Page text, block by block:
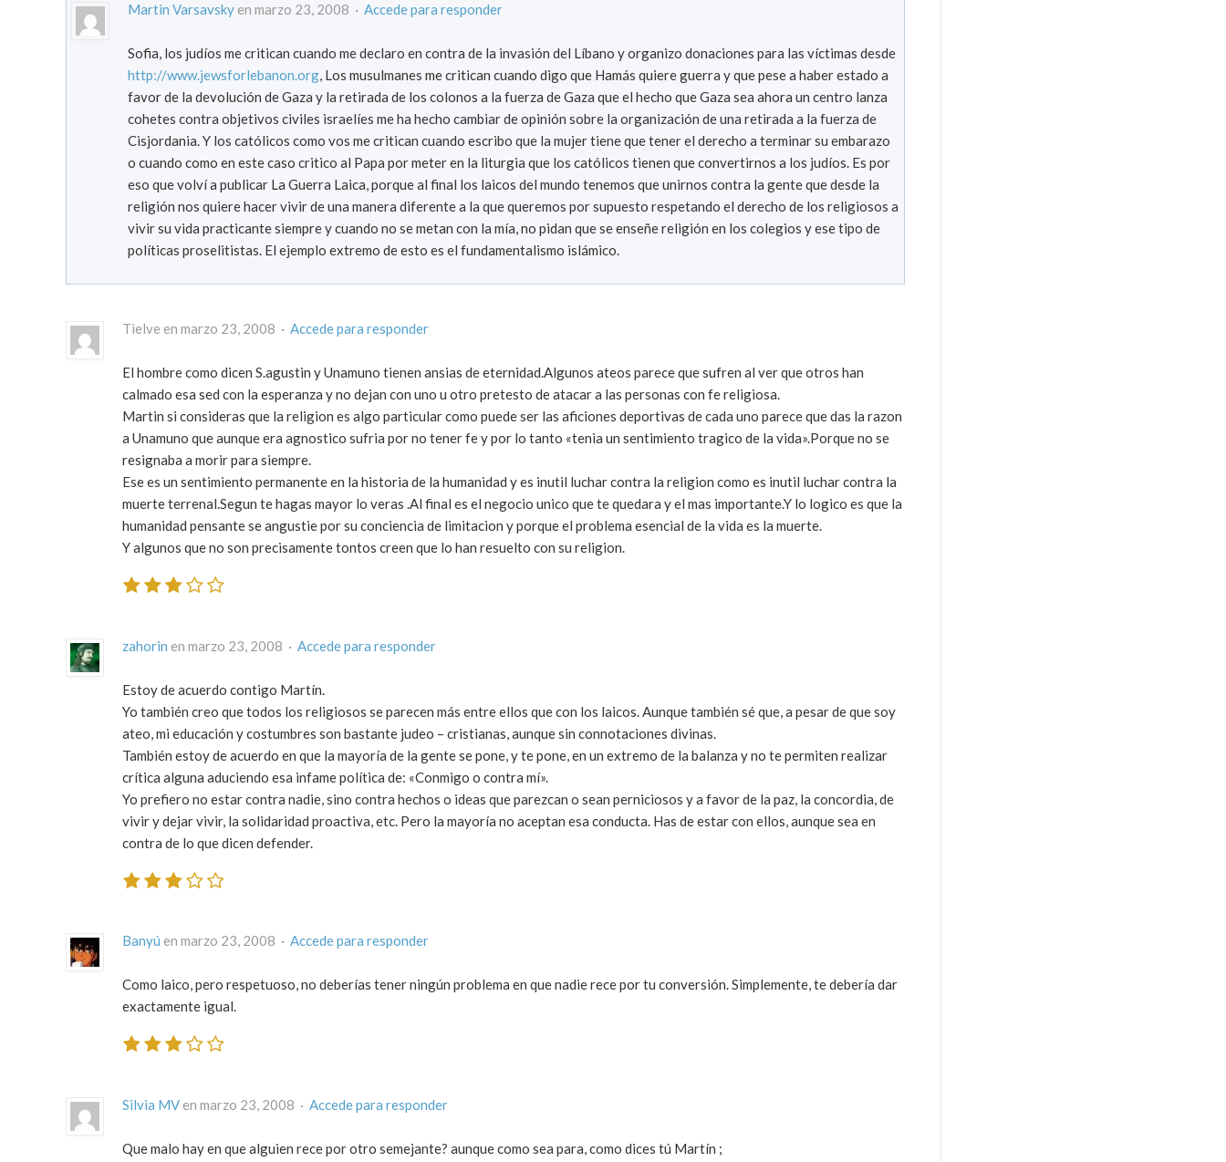
Martin Varsavsky en marzo 23, 2008 · Accede para responder
Sofia, los judíos me critican cuando me declaro en contra de la invasión del Líbano y organizo donaciones para las víctimas desde
http://www.jewsforlebanon.org, Los musulmanes me critican cuando digo que Hamás quiere guerra y que pese a haber estado a
favor de la devolución de Gaza y la retirada de los colonos a la fuerza de Gaza que el hecho que Gaza sea ahora un centro lanza
cohetes contra objetivos civiles israelíes me ha hecho cambiar de opinión sobre la organización de una retirada a la fuerza de
Cisjordania. Y los católicos como vos me critican cuando escribo que la mujer tiene que tener el derecho a terminar su embarazo
o cuando como en este caso critico al Papa por meter en la liturgia que los católicos tienen que convertirnos a los judíos. Es por
eso que volví a publicar La Guerra Laica, porque al final los laicos del mundo tenemos que unirnos contra la gente que desde la
religión nos quiere hacer vivir de una manera diferente a la que queremos por supuesto respetando el derecho de los religiosos a
vivir su vida practicante siempre y cuando no se metan con la mía, no pidan que se enseñe religión en los colegios y ese tipo de
políticas proselitistas. El ejemplo extremo de esto es el fundamentalismo islámico.
Tielve en marzo 23, 2008 · Accede para responder
El hombre como dicen S.agustin y Unamuno tienen ansias de eternidad.Algunos ateos parece que sufren al ver que otros han
calmado esa sed con la esperanza y no dejan con uno u otro pretesto de atacar a las personas con fe religiosa.
Martin si consideras que la religion es algo particular como puede ser las aficiones deportivas de cada uno parece que das la razon
a Unamuno que aunque era agnostico sufria por no tener fe y por lo tanto «tenia un sentimiento tragico de la vida».Porque no se
resignaba a morir para siempre.
Ese es un sentimiento permanente en la historia de la humanidad y es inutil luchar contra la religion como es inutil luchar contra la
muerte terrenal.Segun te hagas mayor lo veras .Al final es el negocio unico que te quedara y el mas importante.Y lo logico es que la
humanidad pensante se angustie por su conciencia de limitacion y porque el problema esencial de la vida es la muerte.
Y algunos que no son precisamente tontos creen que lo han resuelto con su religion.
zahorin en marzo 23, 2008 · Accede para responder
Estoy de acuerdo contigo Martín.
Yo también creo que todos los religiosos se parecen más entre ellos que con los laicos. Aunque también sé que, a pesar de que soy
ateo, mi educación y costumbres son bastante judeo – cristianas, aunque sin connotaciones divinas.
También estoy de acuerdo en que la mayoría de la gente se pone, y te pone, en un extremo de la balanza y no te permiten realizar
crítica alguna aduciendo esa infame política de: «Conmigo o contra mí».
Yo prefiero no estar contra nadie, sino contra hechos o ideas que parezcan o sean perniciosos y a favor de la paz, la concordia, de
vivir y dejar vivir, la solidaridad proactiva, etc. Pero la mayoría no aceptan esa conducta. Has de estar con ellos, aunque sea en
contra de lo que dicen defender.
Banyú en marzo 23, 2008 · Accede para responder
Como laico, pero respetuoso, no deberías tener ningún problema en que nadie rece por tu conversión. Simplemente, te debería dar
exactamente igual.
Silvia MV en marzo 23, 2008 · Accede para responder
Que malo hay en que alguien rece por otro semejante? aunque como sea para, como dices tú Martín ;